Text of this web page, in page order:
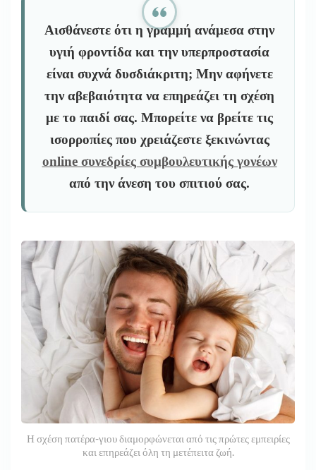
Αισθάνεστε ότι η γραμμή ανάμεσα στην
υγιή φροντίδα και την υπερπροστασία
είναι συχνά δυσδιάκριτη; Μην αφήνετε
την αβεβαιότητα να επηρεάζει τη σχέση
με το παιδί σας. Μπορείτε να βρείτε τις
ισορροπίες που χρειάζεστε ξεκινώντας
online συνεδρίες συμβουλευτικής γονέων
από την άνεση του σπιτιού σας.
Η σχέση πατέρα-γιου διαμορφώνεται από τις πρώτες εμπειρίες
και επηρεάζει όλη τη μετέπειτα ζωή.